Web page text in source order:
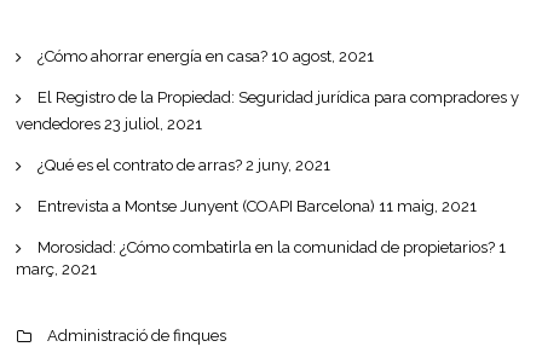
¿Cómo ahorrar energía en casa? 10 agost, 2021
El Registro de la Propiedad: Seguridad jurídica para compradores y
vendedores 23 juliol, 2021
¿Qué es el contrato de arras? 2 juny, 2021
Entrevista a Montse Junyent (COAPI Barcelona) 11 maig, 2021
Morosidad: ¿Cómo combatirla en la comunidad de propietarios? 1
març, 2021
Administració de finques